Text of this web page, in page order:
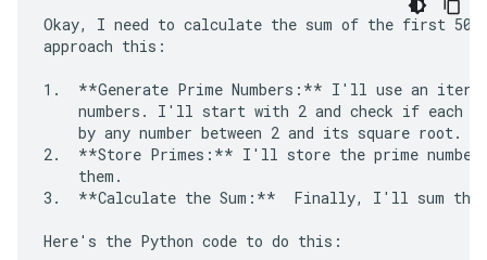
Okay, I need to calculate the sum of the first 50
approach this:
1.  **Generate Prime Numbers:** I'll use an
numbers. I'll start with 2 and check if each
by any number between 2 and its square root.
2.  **Store Primes:** I'll store the prime
    them.
3.  **Calculate the Sum:**  Finally, I'll sum the
Here's the Python code to do this: